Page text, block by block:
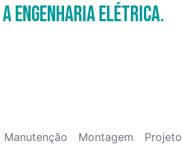
Engenharia Elétrica.
Manutenção Montagem Projeto